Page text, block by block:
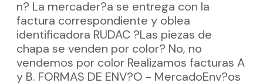
n? La mercader?a se entrega con la
factura correspondiente y oblea
identificadora RUDAC ?Las piezas de
chapa se venden por color? No, no
vendemos por color Realizamos facturas A
y B. FORMAS DE ENV?O - MercadoEnv?os